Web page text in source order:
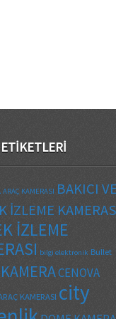
ARAÇ KAMERASI BAKICI
İZLEME
İZLEME
bilgi elektronik Bullet
CENOVA
KAMERASI city